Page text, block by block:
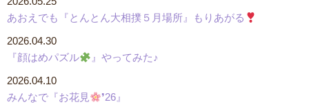
あおえでも『とんとん大相撲５月場所』もりあがる
『顔はめパズル 』やってみた♪
2026.04.30
みんなで『お花見 ❜26』
2026.04.10